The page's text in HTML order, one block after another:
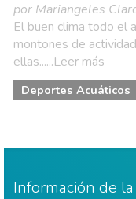
por Mariangeles
El buen clima todo el
montones de
ellas......Leer más
Deportes Acuáticos
Información de la